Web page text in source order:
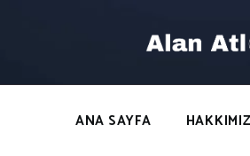
ANA SAYFA
HAKKIMIZDA
İLETIŞIM